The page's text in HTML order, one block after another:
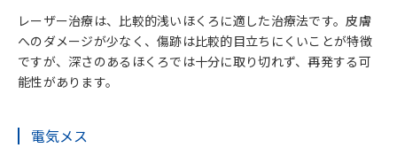
レーザー治療は、比較的浅いほくろに適した治療法です。皮膚
へのダメージが少なく、傷跡は比較的目立ちにくいことが特徴
ですが、深さのあるほくろでは十分に取り切れず、再発する可
能性があります。
電気メス